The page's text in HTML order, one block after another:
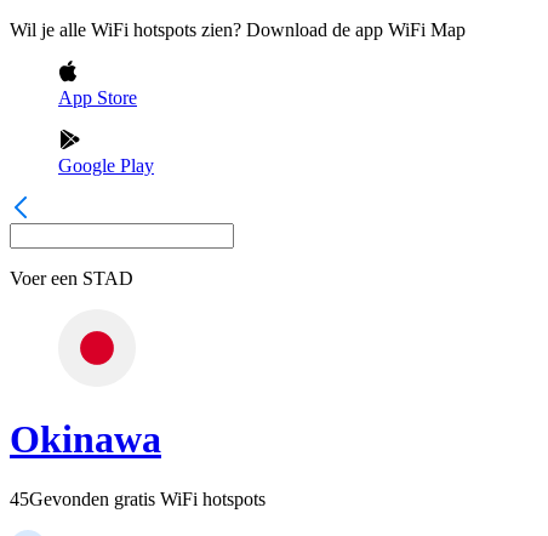
Wil je alle WiFi hotspots zien? Download de app WiFi Map
App Store
Google Play
Voer een STAD
Okinawa
45Gevonden gratis WiFi hotspots